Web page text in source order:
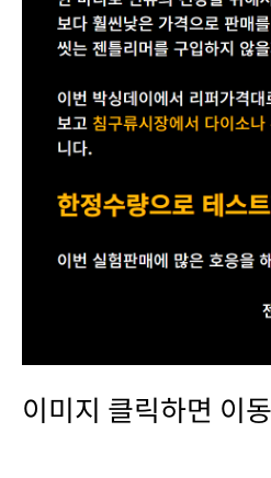
이미지 클릭하면 이